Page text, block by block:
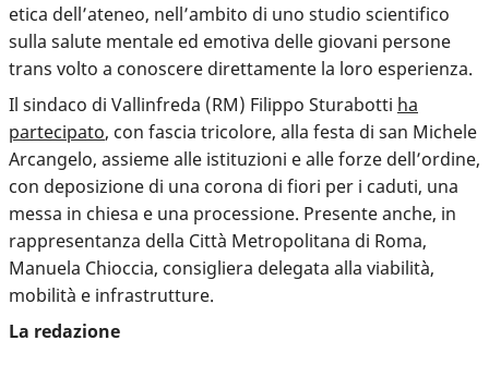
etica dell’ateneo, nell’ambito di uno studio scientifico
sulla salute mentale ed emotiva delle giovani persone
trans volto a conoscere direttamente la loro esperienza.
Il sindaco di Vallinfreda (RM) Filippo Sturabotti ha
partecipato, con fascia tricolore, alla festa di san Michele
Arcangelo, assieme alle istituzioni e alle forze dell’ordine,
con deposizione di una corona di fiori per i caduti, una
messa in chiesa e una processione. Presente anche, in
rappresentanza della Città Metropolitana di Roma,
Manuela Chioccia, consigliera delegata alla viabilità,
mobilità e infrastrutture.
La redazione